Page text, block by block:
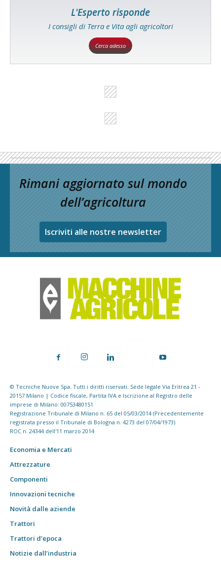
L'Esperto risponde
I consigli di Terra e Vita agli agricoltori
Cerca adesso
Rimani aggiornato sul mondo
dell’agricoltura
Iscriviti alle nostre newsletter
© Tecniche Nuove Spa. Tutti i diritti riservati. Sede legale Via Eritrea 21 -
20157 Milano | Codice fiscale, Partita IVA e Iscrizione al Registro delle
imprese di Milano: 00753480151
Registrazione Tribunale di Milano n. 65 del 05/03/2014 (Precedentemente
registrata presso il Tribunale di Bologna n. 4273 del 07/04/1973)
ROC n. 24344 dell'11 marzo 2014
Economia e Mercati
Attrezzature
Componenti
Innovazioni tecniche
Novità dalle aziende
Trattori
Trattori d’epoca
Notizie dall’industria